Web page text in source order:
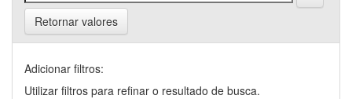
Retornar valores
Adicionar filtros:
Utilizar filtros para refinar o resultado de busca.